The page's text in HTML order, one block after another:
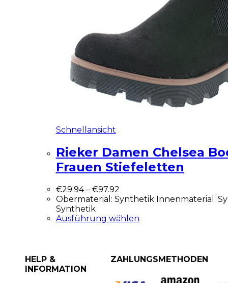
Schnellansicht
Rieker Damen Chelsea
Frauen Stiefeletten
€29.94– €97.92
Obermaterial: Synthetik Innenmaterial:
Synthetik
Ausführung wählen
HELP &
INFORMATION
ZAHLUNGSMETHODEN